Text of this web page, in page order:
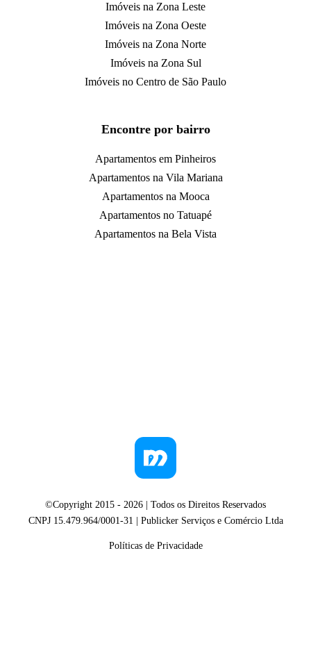
Imóveis na Zona Leste
Imóveis na Zona Oeste
Imóveis na Zona Norte
Imóveis na Zona Sul
Imóveis no Centro de São Paulo
Encontre por bairro
Apartamentos em Pinheiros
Apartamentos na Vila Mariana
Apartamentos na Mooca
Apartamentos no Tatuapé
Apartamentos na Bela Vista
©Copyright 2015 - 2026 | Todos os Direitos Reservados
CNPJ 15.479.964/0001-31 | Publicker Serviços e Comércio Ltda
Políticas de Privacidade